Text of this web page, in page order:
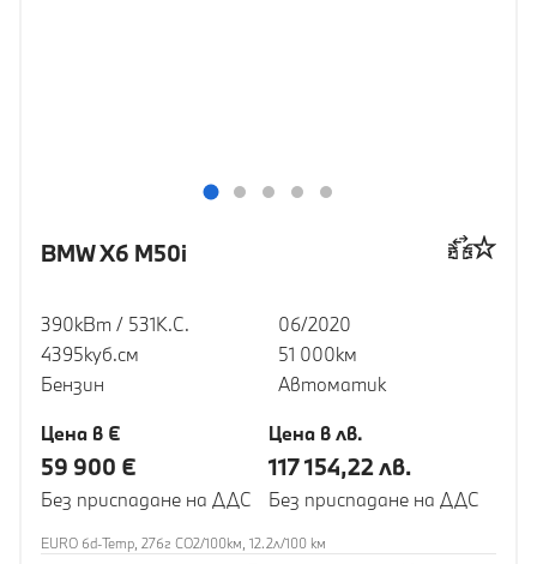
BMW X6 M50i
390кВт / 531К.С.
4395куб.cм
Бензин
06/2020
51 000км
Автоматик
Цена в €
59 900 €
Без приспадане на ДДС
Цена в лв.
117 154,22 лв.
Без приспадане на ДДС
EURO 6d-Temp, 276г CO2/100км, 12.2л/100 км